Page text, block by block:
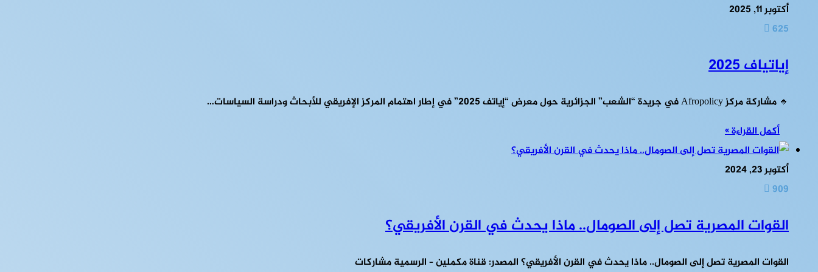
أكتوبر 11, 2025
625
إياتياف 2025
🔹 مشاركة مركز Afropolicy في جريدة “الشعب” الجزائرية حول معرض “إياتف 2025” في إطار اهتمام المركز الإفريقي للأبحاث ودراسة السياسات…
أكمل القراءة »
أكتوبر 23, 2024
909
القوات المصرية تصل إلى الصومال.. ماذا يحدث في القرن الأفريقي؟
القوات المصرية تصل إلى الصومال.. ماذا يحدث في القرن الأفريقي؟ المصدر: قناة مكملين – الرسمية مشاركات